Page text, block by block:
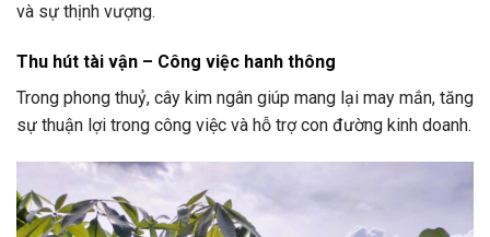
và sự thịnh vượng.
Thu hút tài vận – Công việc hanh thông
Trong phong thuỷ, cây kim ngân giúp mang lại may mắn, tăng
sự thuận lợi trong công việc và hỗ trợ con đường kinh doanh.